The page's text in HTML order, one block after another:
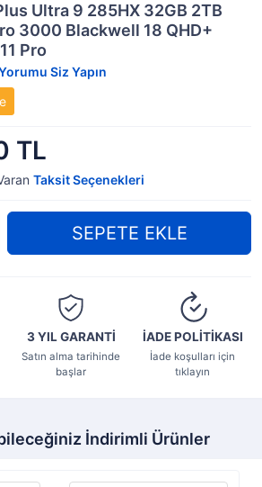
Ultra 9 285HX 32GB 2TB
3000 Blackwell 18 QHD+
Pro
Siz Yapın
TL
Taksit Seçenekleri
3 YILGARANTİ
Satın alma tarihinde
başlar
İADE POLİTİKASI
İade koşulları için
tıklayın
İndirimli Ürünler